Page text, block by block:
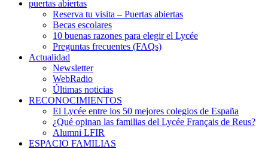
puertas abiertas
Reserva tu visita – Puertas abiertas
Becas escolares
10 buenas razones para elegir el Lycée
Preguntas frecuentes (FAQs)
Actualidad
Newsletter
WebRadio
Últimas noticias
RECONOCIMIENTOS
El Lycée entre los 50 mejores colegios de España
¿Qué opinan las familias del Lycée Français de Reus?
Alumni LFIR
ESPACIO FAMILIAS